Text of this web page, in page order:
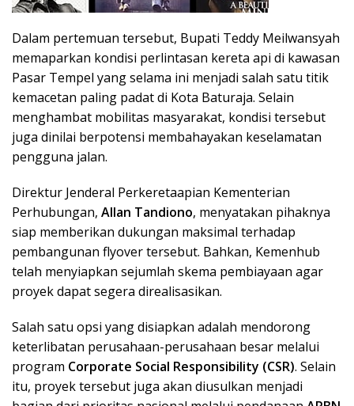
Dalam pertemuan tersebut, Bupati Teddy Meilwansyah
memaparkan kondisi perlintasan kereta api di kawasan
Pasar Tempel yang selama ini menjadi salah satu titik
kemacetan paling padat di Kota Baturaja. Selain
menghambat mobilitas masyarakat, kondisi tersebut
juga dinilai berpotensi membahayakan keselamatan
pengguna jalan.
Direktur Jenderal Perkeretaapian Kementerian
Perhubungan, Allan Tandiono, menyatakan pihaknya
siap memberikan dukungan maksimal terhadap
pembangunan flyover tersebut. Bahkan, Kemenhub
telah menyiapkan sejumlah skema pembiayaan agar
proyek dapat segera direalisasikan.
Salah satu opsi yang disiapkan adalah mendorong
keterlibatan perusahaan-perusahaan besar melalui
program Corporate Social Responsibility (CSR). Selain
itu, proyek tersebut juga akan diusulkan menjadi